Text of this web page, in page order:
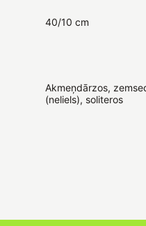
40/10 cm
Akmeņdārzos,
(neliels), soliteros